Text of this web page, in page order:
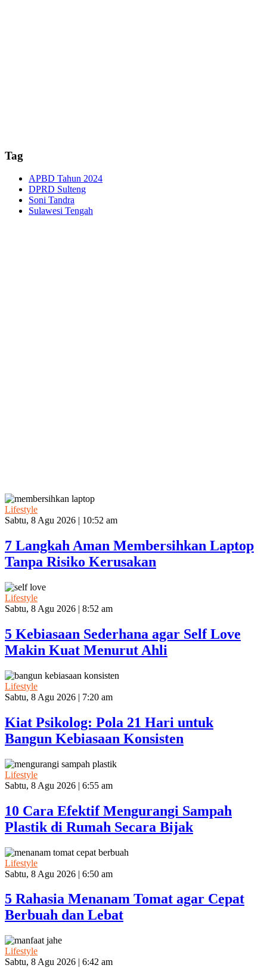
Tag
APBD Tahun 2024
DPRD Sulteng
Soni Tandra
Sulawesi Tengah
Lifestyle
Sabtu, 8 Agu 2026 | 10:52 am
7 Langkah Aman Membersihkan Laptop
Tanpa Risiko Kerusakan
Lifestyle
Sabtu, 8 Agu 2026 | 8:52 am
5 Kebiasaan Sederhana agar Self Love
Makin Kuat Menurut Ahli
Lifestyle
Sabtu, 8 Agu 2026 | 7:20 am
Kiat Psikolog: Pola 21 Hari untuk
Bangun Kebiasaan Konsisten
Lifestyle
Sabtu, 8 Agu 2026 | 6:55 am
10 Cara Efektif Mengurangi Sampah
Plastik di Rumah Secara Bijak
Lifestyle
Sabtu, 8 Agu 2026 | 6:50 am
5 Rahasia Menanam Tomat agar Cepat
Berbuah dan Lebat
Lifestyle
Sabtu, 8 Agu 2026 | 6:42 am